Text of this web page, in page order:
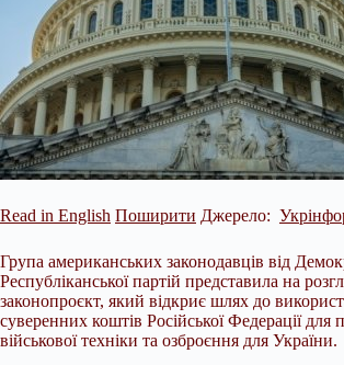
Read in English Поширити Джерело:
Група американських законодавців від
Республіканської партій представила на
законопроєкт, який відкриє шлях до
суверенних коштів Російської Федерації для
військової техніки та озброєння для України.